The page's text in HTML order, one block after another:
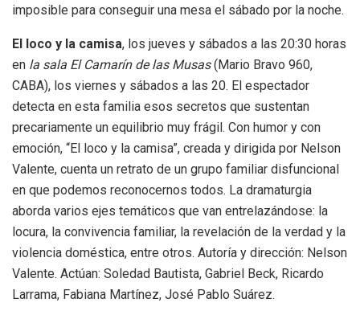
imposible para conseguir una mesa el sábado por la noche.
El loco y la camisa, los jueves y sábados a las 20:30 horas
en la sala El Camarín de las Musas(Mario Bravo 960,
CABA), los viernes y sábados a las 20. El espectador
detecta en esta familia esos secretos que sustentan
precariamente un equilibrio muy frágil. Con humor y con
emoción, “El loco y la camisa”, creada y dirigida por Nelson
Valente, cuenta un retrato de un grupo familiar disfuncional
en que podemos reconocernos todos. La dramaturgia
aborda varios ejes temáticos que van entrelazándose: la
locura, la convivencia familiar, la revelación de la verdad y la
violencia doméstica, entre otros. Autoría y dirección: Nelson
Valente. Actúan: Soledad Bautista, Gabriel Beck, Ricardo
Larrama, Fabiana Martínez, José Pablo Suárez.